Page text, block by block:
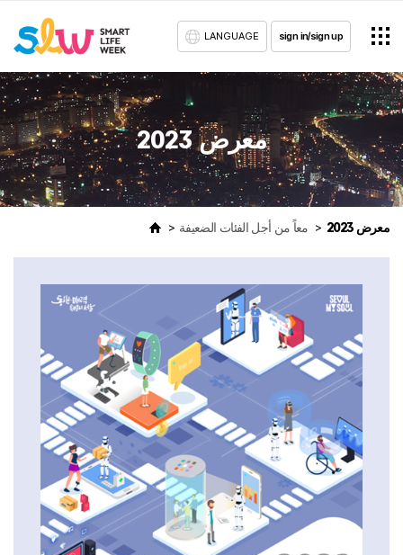
LANGUAGE sign in/sign up
معرض 2023
معاً من أجل الفئات الضعيفة معرض 2023